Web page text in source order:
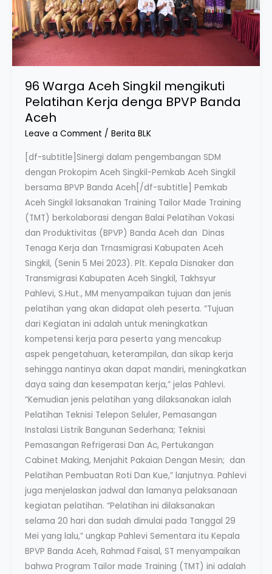
96 Warga Aceh Singkil mengikuti
Pelatihan Kerja denga BPVP Banda
Aceh
Leave a Comment / Berita BLK
[df-subtitle]Sinergi dalam pengembangan SDM
dengan Prokopim Aceh Singkil-Pemkab Aceh Singkil
bersama BPVP Banda Aceh[/df-subtitle] Pemkab
Aceh Singkil laksanakan Training Tailor Made Training
(TMT) berkolaborasi dengan Balai Pelatihan Vokasi
dan Produktivitas (BPVP) Banda Aceh dan Dinas
Tenaga Kerja dan Trnasmigrasi Kabupaten Aceh
Singkil, (Senin 5 Mei 2023). Plt. Kepala Disnaker dan
Transmigrasi Kabupaten Aceh Singkil, Takhsyur
Pahlevi, S.Hut., MM menyampaikan tujuan dan jenis
pelatihan yang akan didapat oleh peserta. “Tujuan
dari Kegiatan ini adalah untuk meningkatkan
kompetensi kerja para peserta yang mencakup
aspek pengetahuan, keterampilan, dan sikap kerja
sehingga nantinya akan dapat mandiri, meningkatkan
daya saing dan kesempatan kerja,” jelas Pahlevi.
“Kemudian jenis pelatihan yang dilaksanakan ialah
Pelatihan Teknisi Telepon Seluler, Pemasangan
Instalasi Listrik Bangunan Sederhana; Teknisi
Pemasangan Refrigerasi Dan Ac, Pertukangan
Cabinet Making, Menjahit Pakaian Dengan Mesin; dan
Pelatihan Pembuatan Roti Dan Kue,” lanjutnya. Pahlevi
juga menjelaskan jadwal dan lamanya pelaksanaan
kegiatan pelatihan. “Pelatihan ini dilaksanakan
selama 20 hari dan sudah dimulai pada Tanggal 29
Mei yang lalu,” ungkap Pahlevi Sementara itu Kepala
BPVP Banda Aceh, Rahmad Faisal, ST menyampaikan
bahwa Program Tailor made Training (TMT) ini adalah
denga
BPVP
Banda
Aceh